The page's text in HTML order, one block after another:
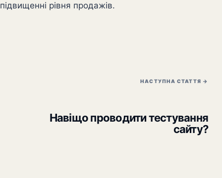
підвищенні рівня продажів.
НАСТУПНА СТАТТЯ →
Навіщо проводити тестування
сайту?